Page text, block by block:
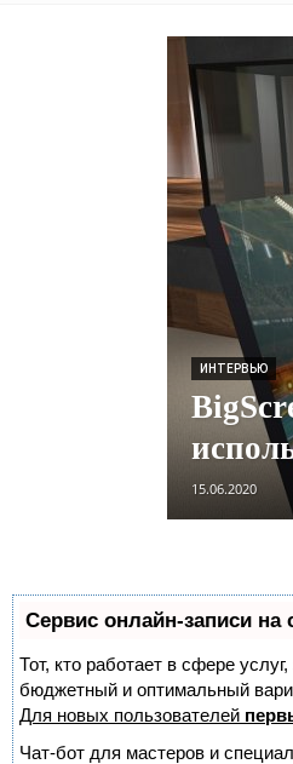
ИНТЕРВЬЮ
15.06.2020
Сервис онлайн-записи на
Тот, кто работает в сфере
бюджетный и оптимальный
Для новых пользователей
Чат-бот для мастеров и